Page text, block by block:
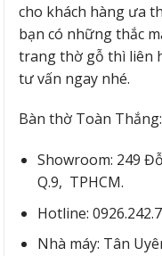
cho khách hàng ưa
bạn có những thắc
trang thờ gỗ thì liên
tư vấn ngay nhé.
Bàn thờ Toàn Thắng:
Showroom: 249
Q.9, TPHCM.
Hotline:
Nhà máy: Tân